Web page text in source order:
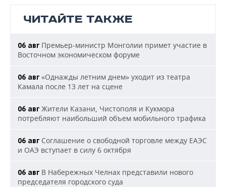
ЧИТАЙТЕ ТАКЖЕ
06 авг Премьер-министр Монголии примет участие в
Восточном экономическом форуме
06 авг «Однажды летним днем» уходит из театра
Камала после 13 лет на сцене
06 авг Жители Казани, Чистополя и Кукмора
потребляют наибольший объем мобильного трафика
06 авг Соглашение о свободной торговле между ЕАЭС
и ОАЭ вступает в силу 6 октября
06 авг В Набережных Челнах представили нового
председателя городского суда